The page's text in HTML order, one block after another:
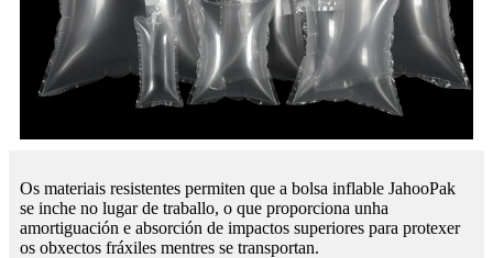
Os materiais resistentes permiten que a bolsa inflable JahooPak
se inche no lugar de traballo, o que proporciona unha
amortiguación e absorción de impactos superiores para protexer
os obxectos fráxiles mentres se transportan.